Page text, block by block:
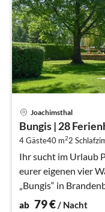
Joachimsthal
Bungis | 28
4 Gäste40 m22
Ihr sucht im Urlaub
eurer eigenen vier
„Bungis“ in
Ausfuhrung.
ab 79€/ Nacht